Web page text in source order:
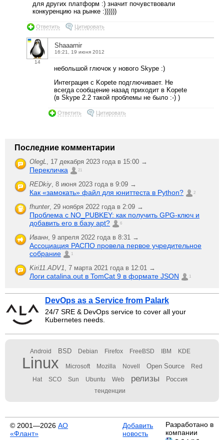
для других платформ :) значит почувствовали
конкуренцию на рынке :))))))
Ответить Цитировать
14
Shaaarnir
16:21, 19 июня 2012
небольшой глючок у нового Skype :)
Интеграция с Kopete подглючивает. Не
всегда сообщение назад приходит в Kopete
(в Skype 2.2 такой проблемы не было :-) )
Ответить Цитировать
Последние комментарии
OlegL 17 декабря 2023 года в 15:00 →
Перекличка 21
REDkiy 8 июня 2023 года в 9:09 →
Как «замокать» файл для юниттеста в Python? 2
fhunter, 29 ноября 2022 года в 2:09 →
Проблема с NO_PUBKEY: как получить GPG-ключ и
добавить его в базу apt?
6
Иванн 9 апреля 2022 года в 8:31 →
Ассоциация РАСПО провела первое учредительное
собрание
1
Kiri11.ADV1 7 марта 2021 года в 12:01 →
Логи catalina.out в TomCat 9 в формате JSON 1
DevOps as a Service from Palark
24/7 SRE & DevOps service to cover all your
Kubernetes needs.
Android BSD Debian Firefox FreeBSD IBM KDE
Linux Microsoft Mozilla Novell Open Source Red
Hat SCO Sun Ubuntu Web релизы Россия
тенденции
© 2001—2026 АО
«Флант»
Добавить
новость
Разработано в
компании